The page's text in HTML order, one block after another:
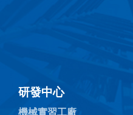
研發中心
機械實習工廠